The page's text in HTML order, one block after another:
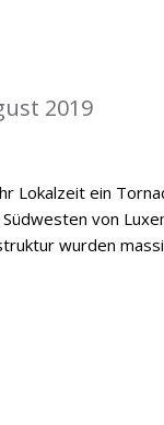
2019
Lokalzeit ein
von
wurden